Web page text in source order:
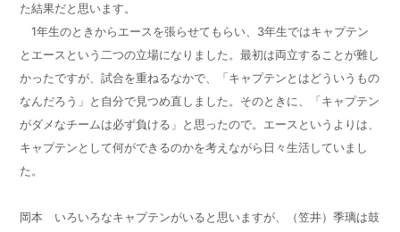
た結果だと思います。
1年生のときからエースを張らせてもらい、3年生ではキャプテン
とエースという二つの立場になりました。最初は両立することが難し
かったですが、試合を重ねるなかで、「キャプテンとはどういうもの
なんだろう」と自分で見つめ直しました。そのときに、「キャプテン
がダメなチームは必ず負ける」と思ったので。エースというよりは、
キャプテンとして何ができるのかを考えながら日々生活していまし
た。
岡本 いろいろなキャプテンがいると思いますが、（笠井）季璃は鼓